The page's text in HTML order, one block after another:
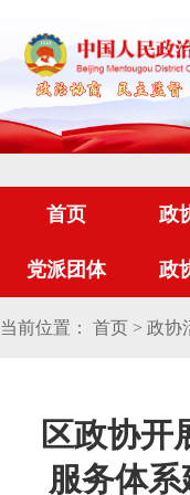
首页 政
党派团体 政
当前位置： 首页 > 政协
区政协开
服务体